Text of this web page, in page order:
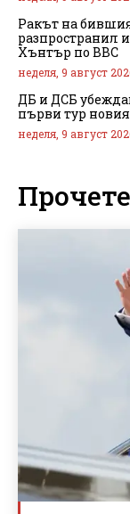
Ракът на
разпространил
Хънтър по BBC
неделя, 9 август
ДБ и ДСБ
първи тур
неделя, 9 август